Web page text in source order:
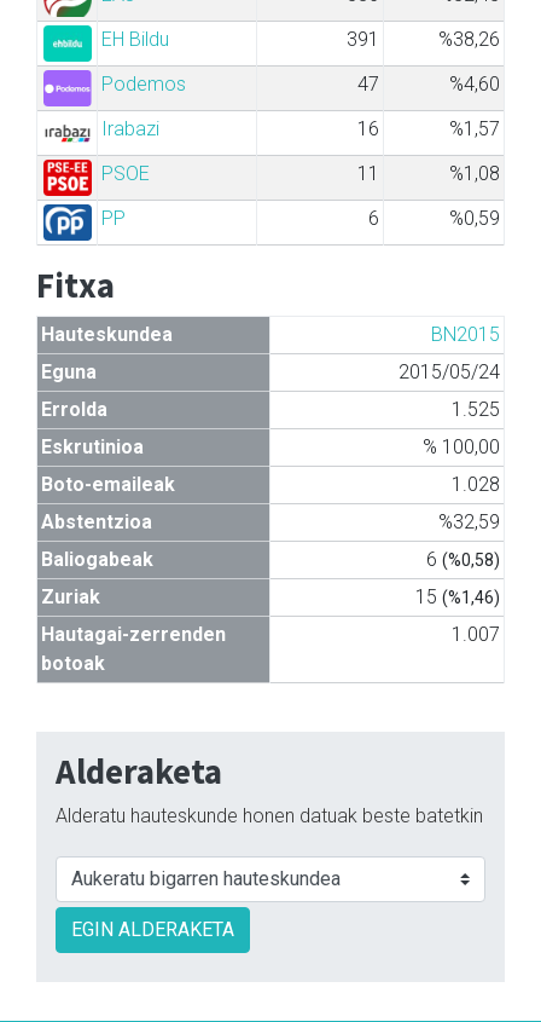
EH Bildu
391
%38,26
Podemos
47
%4,60
Irabazi
16
%1,57
PSOE
11
%1,08
PP
6 %0,59
Fitxa
Hauteskundea
BN2015
Eguna
2015/05/24
Errolda
1.525
Eskrutinioa
% 100,00
Boto-emaileak
1.028
Abstentzioa
%32,59
Baliogabeak
6 (%0,58)
Zuriak 15 (%1,46)
Hautagai-zerrenden
botoak
1.007
Alderaketa
Alderatu hauteskunde honen datuak beste batetkin
EGIN ALDERAKETA